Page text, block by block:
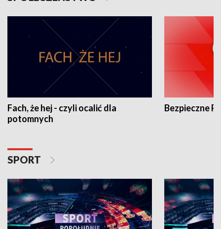
Fach, że hej - czyli ocalić dla
potomnych
Bezpieczne
SPORT